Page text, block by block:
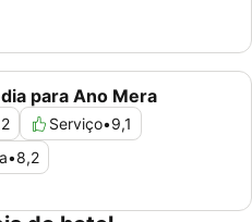
para Ano Mera
Serviço•9,1
•8,2